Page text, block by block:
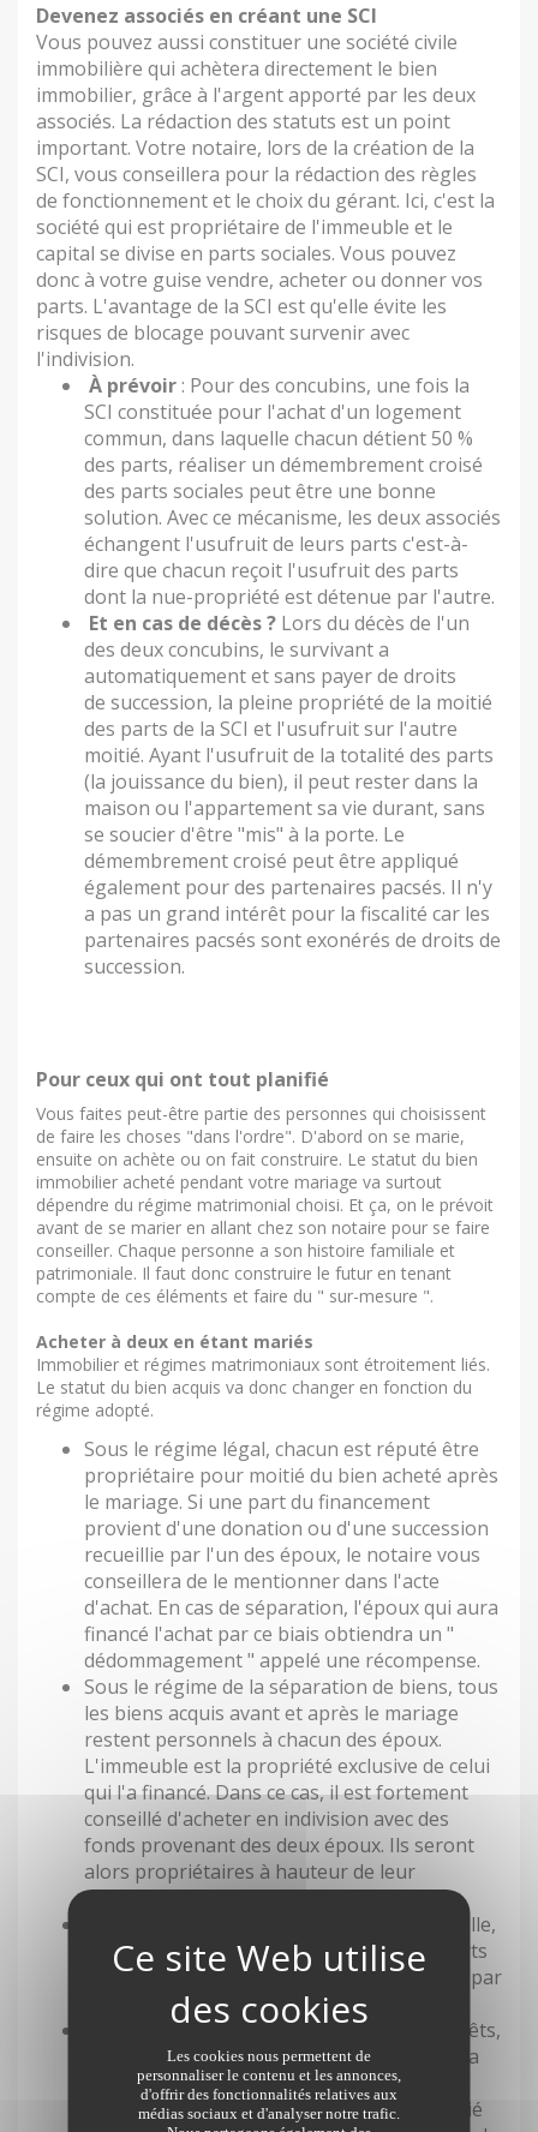
Devenez associés en créant une SCI
Vous pouvez aussi constituer une société civile
immobilière qui achètera directement le bien
immobilier, grâce à l'argent apporté par les deux
associés. La rédaction des statuts est un point
important. Votre notaire, lors de la création de la
SCI, vous conseillera pour la rédaction des règles
de fonctionnement et le choix du gérant. Ici, c'est la
société qui est propriétaire de l'immeuble et le
capital se divise en parts sociales. Vous pouvez
donc à votre guise vendre, acheter ou donner vos
parts. L'avantage de la SCI est qu'elle évite les
risques de blocage pouvant survenir avec
l'indivision.
À prévoir : Pour des concubins, une fois la
SCI constituée pour l'achat d'un logement
commun, dans laquelle chacun détient 50 %
des parts, réaliser un démembrement croisé
des parts sociales peut être une bonne
solution. Avec ce mécanisme, les deux associés
échangent l'usufruit de leurs parts c'est-à-
dire que chacun reçoit l'usufruit des parts
dont la nue-propriété est détenue par l'autre.
Et en cas de décès ? Lors du décès de l'un
des deux concubins, le survivant a
automatiquement et sans payer de droits
de succession, la pleine propriété de la moitié
des parts de la SCI et l'usufruit sur l'autre
moitié. Ayant l'usufruit de la totalité des parts
(la jouissance du bien), il peut rester dans la
maison ou l'appartement sa vie durant, sans
se soucier d'être "mis" à la porte. Le
démembrement croisé peut être appliqué
également pour des partenaires pacsés. Il n'y
a pas un grand intérêt pour la fiscalité car les
partenaires pacsés sont exonérés de droits de
succession.
Pour ceux qui ont tout planifié
Vous faites peut-être partie des personnes qui choisissent
de faire les choses "dans l'ordre". D'abord on se marie,
ensuite on achète ou on fait construire. Le statut du bien
immobilier acheté pendant votre mariage va surtout
dépendre du régime matrimonial choisi. Et ça, on le prévoit
avant de se marier en allant chez son notaire pour se faire
conseiller. Chaque personne a son histoire familiale et
patrimoniale. Il faut donc construire le futur en tenant
compte de ces éléments et faire du " sur-mesure ".
Acheter à deux en étant mariés
Immobilier et régimes matrimoniaux sont étroitement liés.
Le statut du bien acquis va donc changer en fonction du
régime adopté.
Sous le régime légal, chacun est réputé être
propriétaire pour moitié du bien acheté après
le mariage. Si une part du financement
provient d'une donation ou d'une succession
recueillie par l'un des époux, le notaire vous
conseillera de le mentionner dans l'acte
d'achat. En cas de séparation, l'époux qui aura
financé l'achat par ce biais obtiendra un "
dédommagement " appelé une récompense.
Sous le régime de la séparation de biens, tous
les biens acquis avant et après le mariage
restent personnels à chacun des époux.
L'immeuble est la propriété exclusive de celui
qui l'a financé. Dans ce cas, il est fortement
conseillé d'acheter en indivision avec des
fonds provenant des deux époux. Ils seront
alors propriétaires à hauteur de leur
investissement.
Sous le régime de la communauté universelle,
vous êtes tous les deux propriétaires à parts
égales du logement, même s'il a été acquis par
un seul d'entre vous.
Sous le régime de la participation aux acquêts,
le fonctionnement est identique à celui de la
séparation de biens. En cas de rupture,
chaque époux a vocation à recevoir la moitié
Les cookies nous permettent de
personnaliser le contenu et les annonces,
d'offrir des fonctionnalités relatives aux
médias sociaux et d'analyser notre trafic.